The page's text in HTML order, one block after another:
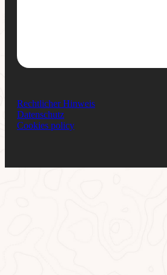
Rechtlicher Hinweis
Datenschutz
Cookies policy